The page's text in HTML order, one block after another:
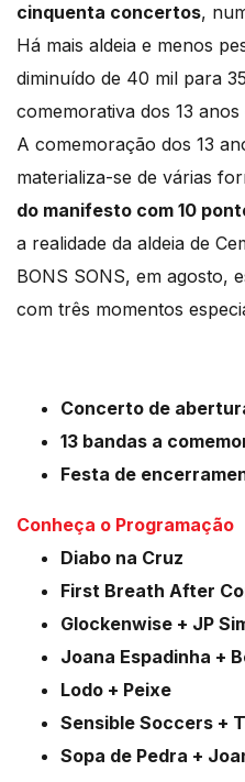
cinquenta concertos,
Há mais aldeia e menos
diminuído de 40 mil para
comemorativa dos 13 anos
A comemoração dos 13
materializa-se de várias
do manifesto com 10
a realidade da aldeia de
BONS SONS, em agosto,
com três momentos
Concerto de
13 bandas a
Festa de
Conheça o Programação
Diabo na Cruz
First Breath After
Glockenwise + JP
Joana Espadinha +
Lodo + Peixe
Sensible Soccers +
Sopa de Pedra +